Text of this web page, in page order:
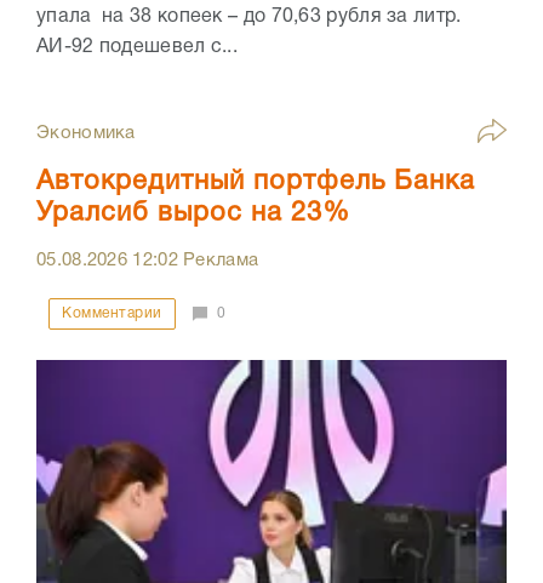
упала на 38 копеек – до 70,63 рубля за литр.
АИ-92 подешевел с...
Экономика
Автокредитный портфель Банка
Уралсиб вырос на 23%
05.08.2026 12:02Реклама
Комментарии 0